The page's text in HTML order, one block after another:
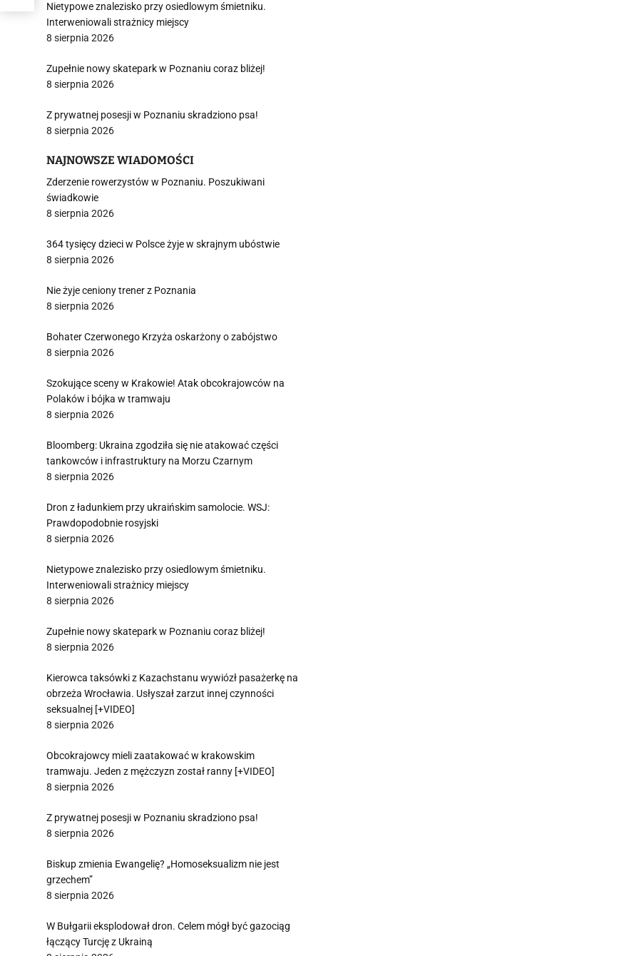
Nietypowe znalezisko przy osiedlowym śmietniku.
Interweniowali strażnicy miejscy
8 sierpnia 2026
Zupełnie nowy skatepark w Poznaniu coraz bliżej!
8 sierpnia 2026
Z prywatnej posesji w Poznaniu skradziono psa!
8 sierpnia 2026
NAJNOWSZE WIADOMOŚCI
Zderzenie rowerzystów w Poznaniu. Poszukiwani
świadkowie
8 sierpnia 2026
364 tysięcy dzieci w Polsce żyje w skrajnym ubóstwie
8 sierpnia 2026
Nie żyje ceniony trener z Poznania
8 sierpnia 2026
Bohater Czerwonego Krzyża oskarżony o zabójstwo
8 sierpnia 2026
Szokujące sceny w Krakowie! Atak obcokrajowców na
Polaków i bójka w tramwaju
8 sierpnia 2026
Bloomberg: Ukraina zgodziła się nie atakować części
tankowców i infrastruktury na Morzu Czarnym
8 sierpnia 2026
Dron z ładunkiem przy ukraińskim samolocie. WSJ:
Prawdopodobnie rosyjski
8 sierpnia 2026
Nietypowe znalezisko przy osiedlowym śmietniku.
Interweniowali strażnicy miejscy
8 sierpnia 2026
Zupełnie nowy skatepark w Poznaniu coraz bliżej!
8 sierpnia 2026
Kierowca taksówki z Kazachstanu wywiózł pasażerkę na
obrzeża Wrocławia. Usłyszał zarzut innej czynności
seksualnej [+VIDEO]
8 sierpnia 2026
Obcokrajowcy mieli zaatakować w krakowskim
tramwaju. Jeden z mężczyzn został ranny [+VIDEO]
8 sierpnia 2026
Z prywatnej posesji w Poznaniu skradziono psa!
8 sierpnia 2026
Biskup zmienia Ewangelię? „Homoseksualizm nie jest
grzechem”
8 sierpnia 2026
W Bułgarii eksplodował dron. Celem mógł być gazociąg
łączący Turcję z Ukrainą